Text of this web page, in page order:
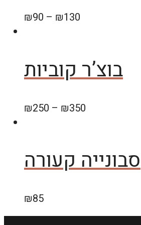
₪90 – ₪130
בוצ’ר קוביות
₪250 – ₪350
סבונייה קעורה
₪85